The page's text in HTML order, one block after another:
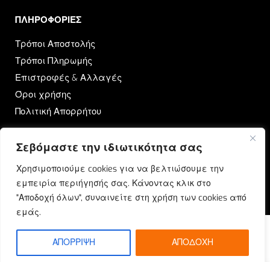
Σεβόμαστε την ιδιωτικότητα σας
Χρησιμοποιούμε cookies για να βελτιώσουμε την
εμπειρία περιήγησής σας. Κάνοντας κλικ στο
"Αποδοχή όλων", συναινείτε στη χρήση των cookies από
εμάς.
ΑΠΟΡΡΙΨΗ ΑΠΟΔΟΧΗ
ΠΛΗΡΟΦΟΡΙΕΣ​
Τρόποι Αποστολής
Τρόποι Πληρωμής
Επιστροφές & Αλλαγές
Όροι χρήσης
Πολιτική Απορρήτου
OUTRUN
Ποιοι Είμαστε
Επικοινωνία
Blog
© Outrun 2023. All rights reserved | Produced by